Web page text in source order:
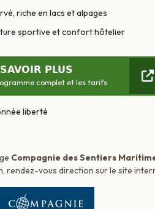
riche en lacs et alpages
sportive et confort hôtelier
PLUS
complet et les tarifs
Compagnie des Sentiers
rendez-vous direction sur le site